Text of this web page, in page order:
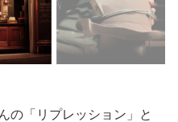
の「リプレッション」と